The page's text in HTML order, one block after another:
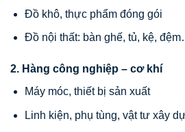
Đồ khô, thực phẩm đóng gói
Đồ nội thất: bàn ghế, tủ, kệ,
2. Hàng công nghiệp – cơ khí
Máy móc, thiết bị sản xuất
Linh kiện, phụ tùng, vật tư xây